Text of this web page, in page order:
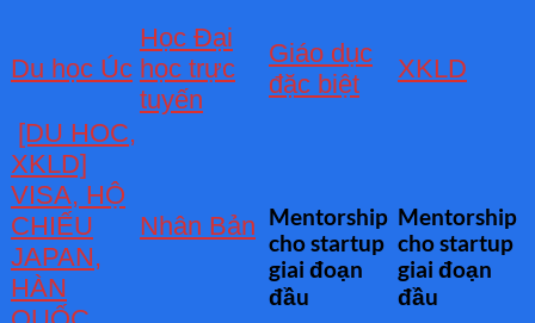
Du học Úc
Học Đại
học trực
tuyến
Giáo dục
đặc biệt
XKLD
[DU HOC,
XKLD]
VISA, HỘ
CHIẾU
JAPAN,
HÀN
Nhân Bản Mentorship
cho startup
giai đoạn
đầu
Mentorship
cho startup
giai đoạn
đầu